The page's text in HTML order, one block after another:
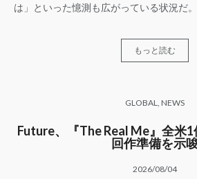
は」といった憶測も広がっている状況だ。
もっと読む
GLOBAL NEWS
Future、『The Real Me』全米
回作準備を示
2026/08/04